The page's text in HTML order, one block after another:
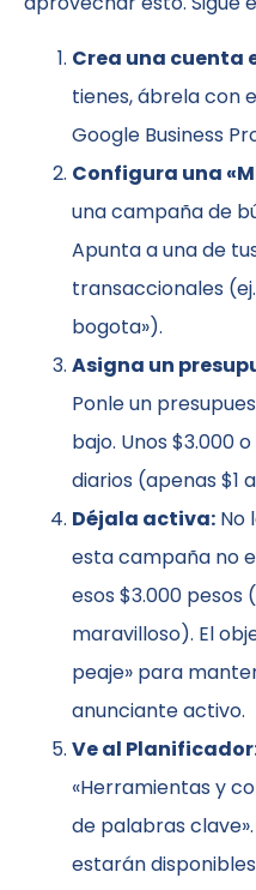
Crea una cuenta
tienes, ábrela con
Google Business
Configura una
una campaña de
Apunta a una de
transaccionales
bogota»).
Asigna un
Ponle un
bajo. Unos $3.000
diarios (apenas $1 a
Déjala activa: No
esta campaña no
esos $3.000 pesos
maravilloso). El
peaje» para
anunciante activo.
Ve al
«Herramientas y
de palabras
estarán